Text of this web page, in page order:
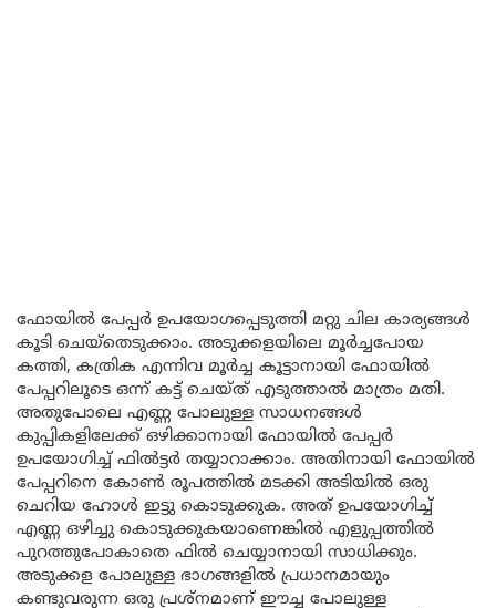
ഫോയിൽ പേപ്പർ ഉപയോഗപ്പെടുത്തി മറ്റു ചില കാര്യങ്ങൾ
കൂടി ചെയ്തെടുക്കാം. അടുക്കളയിലെ മൂർച്ചപോയ
കത്തി, കത്രിക എന്നിവ മൂർച്ച കൂട്ടാനായി ഫോയിൽ
പേപ്പറിലൂടെ ഒന്ന് കട്ട് ചെയ്ത് എടുത്താൽ മാത്രം മതി.
അതുപോലെ എണ്ണ പോലുള്ള സാധനങ്ങൾ
കുപ്പികളിലേക്ക് ഒഴിക്കാനായി ഫോയിൽ പേപ്പർ
ഉപയോഗിച്ച് ഫിൽട്ടർ തയ്യാറാക്കാം. അതിനായി ഫോയിൽ
പേപ്പറിനെ കോൺ രൂപത്തിൽ മടക്കി അടിയിൽ ഒരു
ചെറിയ ഹോൾ ഇട്ടു കൊടുക്കുക. അത് ഉപയോഗിച്ച്
എണ്ണ ഒഴിച്ചു കൊടുക്കുകയാണെങ്കിൽ എളുപ്പത്തിൽ
പുറത്തുപോകാതെ ഫിൽ ചെയ്യാനായി സാധിക്കും.
അടുക്കള പോലുള്ള ഭാഗങ്ങളിൽ പ്രധാനമായും
കണ്ടുവരുന്ന ഒരു പ്രശ്നമാണ് ഈച്ച പോലുള്ള